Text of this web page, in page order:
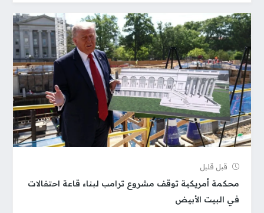
قبل قلیل
محكمة أمريكية توقف مشروع ترامب لبناء قاعة احتفالات
في البيت الأبيض